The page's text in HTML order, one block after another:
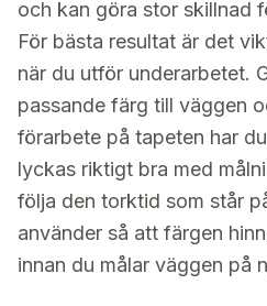
och kan göra stor skillnad
För bästa resultat är det
när du utför underarbetet.
passande färg till väggen
förarbete på tapeten har
lyckas riktigt bra med
följa den torktid som står
använder så att färgen
innan du målar väggen på